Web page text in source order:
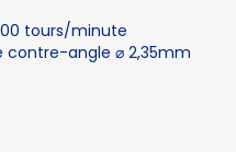
tours/minute
contre-angle ⌀ 2,35mm